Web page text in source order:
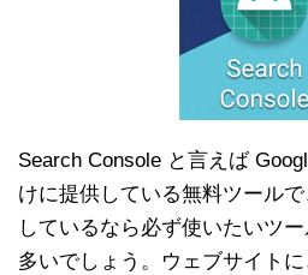
Search Console と言えば
けに提供している無料ツール
しているなら必ず使いたいツ
多いでしょう。ウェブサイト